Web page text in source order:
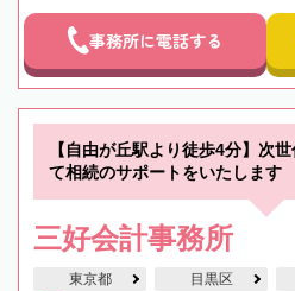
事務所に電話する
【自由が丘駅より徒歩4分】次
て相続のサポートをいたします
三好会計事務所
東京都 目黒区